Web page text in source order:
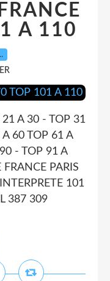
A 110
A 30 - TOP 31
60 TOP 61 A
- TOP 91 A
PARIS
101
387 309